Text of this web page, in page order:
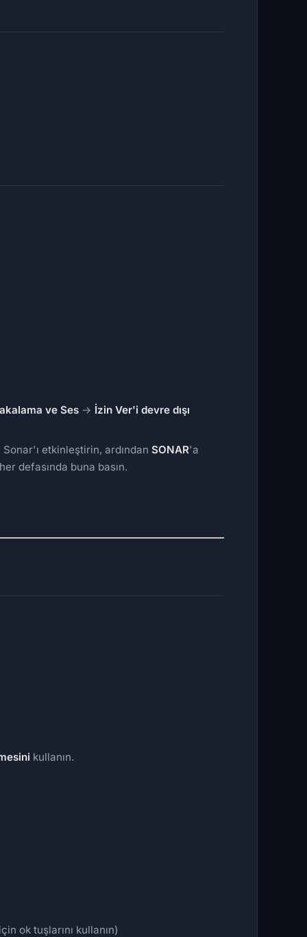
ve Ses → İzin Ver'i devre dışı
Sonar'ı etkinleştirin, ardından SONAR'a
defasında buna basın.
kullanın.
ok tuşlarını kullanın)